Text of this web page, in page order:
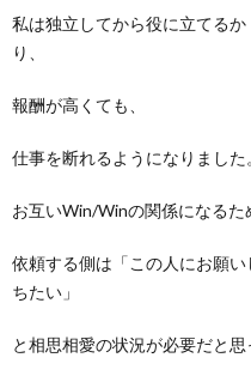
私は独立してから役に立てる
り、
報酬が高くても、
仕事を断れるようになりました
お互いWin/Winの関係になるた
依頼する側は「この人にお願
ちたい」
と相思相愛の状況が必要だと思